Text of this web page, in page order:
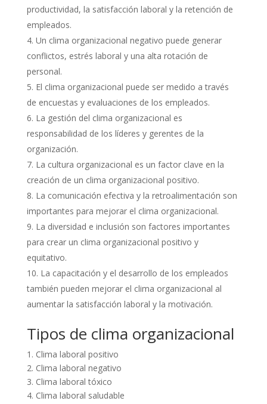
productividad, la satisfacción laboral y la retención de
empleados.
Un clima organizacional negativo puede generar
conflictos, estrés laboral y una alta rotación de
personal.
El clima organizacional puede ser medido a través
de encuestas y evaluaciones de los empleados.
La gestión del clima organizacional es
responsabilidad de los líderes y gerentes de la
organización.
La cultura organizacional es un factor clave en la
creación de un clima organizacional positivo.
La comunicación efectiva y la retroalimentación son
importantes para mejorar el clima organizacional.
La diversidad e inclusión son factores importantes
para crear un clima organizacional positivo y
equitativo.
La capacitación y el desarrollo de los empleados
también pueden mejorar el clima organizacional al
aumentar la satisfacción laboral y la motivación.
Tipos de clima organizacional
1. Clima laboral positivo
2. Clima laboral negativo
3. Clima laboral tóxico
4. Clima laboral saludable